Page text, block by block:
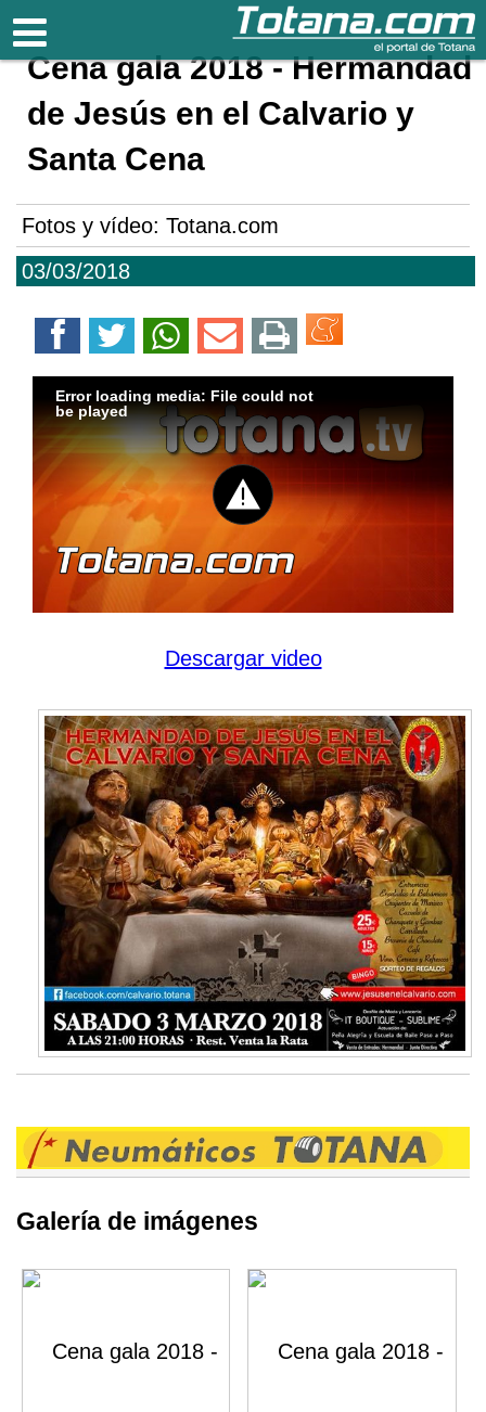
Totana.com
03/03/2018
Cena gala 2018 - Hermandad
de Jesús en el Calvario y
Santa Cena
Fotos y vídeo: Totana.com
Error loading media: File could not
be played
Descargar video
Galería de imágenes